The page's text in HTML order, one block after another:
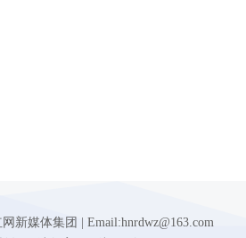
新媒体集团 | Email:hnrdwz@163.com